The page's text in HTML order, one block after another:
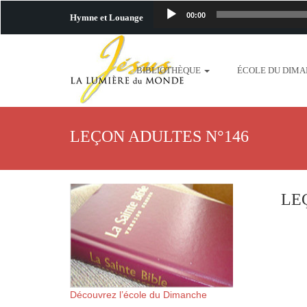
Hymne et Louange 00:00
plus-pres-de-toi.mp3
http://www.lafoiapostolique.org/wp-
http://www.lafoiapostolique.org/wp-
BIBLIOTHÈQUE ÉCOLE DU
LEÇON ADULTES N°146
Découvrez l’école du Dimanche